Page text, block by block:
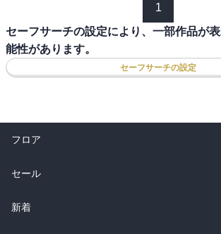
1
セーフサーチの設定により、一部作品が
能性があります。
セーフサーチの設定
フロア
総合
ラノベ
セール
総合
新着